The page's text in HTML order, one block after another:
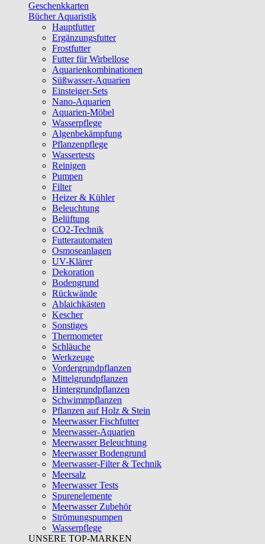
Geschenkkarten
Bücher Aquaristik
Hauptfutter
Ergänzungsfutter
Frostfutter
Futter für Wirbellose
Aquarienkombinationen
Süßwasser-Aquarien
Einsteiger-Sets
Nano-Aquarien
Aquarien-Möbel
Wasserpflege
Algenbekämpfung
Pflanzenpflege
Wassertests
Reinigen
Pumpen
Filter
Heizer & Kühler
Beleuchtung
Belüftung
CO2-Technik
Futterautomaten
Osmoseanlagen
UV-Klärer
Dekoration
Bodengrund
Rückwände
Ablaichkästen
Kescher
Sonstiges
Thermometer
Schläuche
Werkzeuge
Vordergrundpflanzen
Mittelgrundpflanzen
Hintergrundpflanzen
Schwimmpflanzen
Pflanzen auf Holz & Stein
Meerwasser Fischfutter
Meerwasser-Aquarien
Meerwasser Beleuchtung
Meerwasser Bodengrund
Meerwasser-Filter & Technik
Meersalz
Meerwasser Tests
Spurenelemente
Meerwasser Zubehör
Strömungspumpen
Wasserpflege
UNSERE TOP-MARKEN